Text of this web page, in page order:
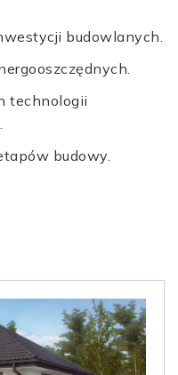
budowlanych.
technologii
budowy.